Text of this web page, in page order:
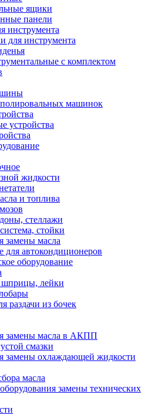
ящики
панели
инструмента
для инструмента
с комплектом
полировальных машинок
устройства
жидкости
и топлива
стеллажи
стойки
замены масла
для автокондиционеров
оборудование
шприцы, лейки
раздачи из бочек
замены масла в АКПП
смазки
замены охлаждающей жидкости
масла
замены технических